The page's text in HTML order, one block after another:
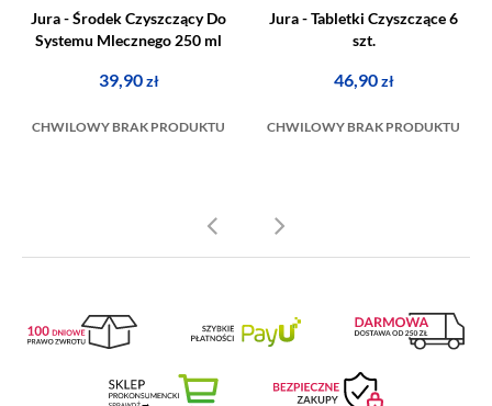
Jura - Środek Czyszczący Do
Systemu Mlecznego 250 ml
39,90zł
CHWILOWY BRAK PRODUKTU
Jura - Tabletki Czyszczące 6
szt.
46,90zł
CHWILOWY BRAK PRODUKTU